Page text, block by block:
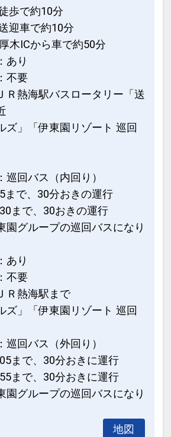
歩で約10分
迎車で約10分
木ICから車で約50分
あり
不要
Ｒ熱海駅バスロータリー「送
ズ」「伊東園リゾート 巡回
巡回バス（内回り）
まで、30分おきの運行
まで、30おきの運行
園グループの巡回バスになり
あり
不要
Ｒ熱海駅まで
ズ」「伊東園リゾート 巡回
巡回バス（外回り）
まで、30分おきに運行
まで、30分おきに運行
園グループの巡回バスになり
地図